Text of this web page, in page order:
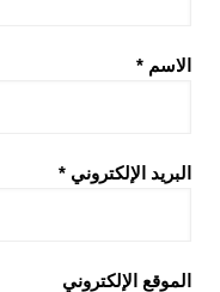
الاسم *
البريد الإلكتروني *
الموقع الإلكتروني